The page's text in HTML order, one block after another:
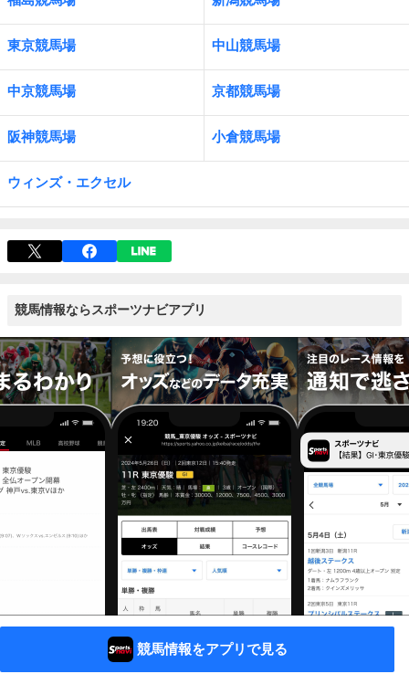
東京競馬場 中山競馬場
中京競馬場 京都競馬場
阪神競馬場 小倉競馬場
ウィンズ・エクセル
競馬情報ならスポーツナビアプリ
競馬情報をアプリで見る